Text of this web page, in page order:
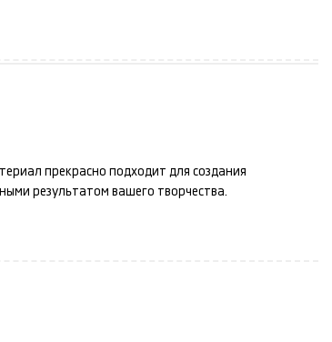
прекрасно подходит для создания
результатом вашего творчества.